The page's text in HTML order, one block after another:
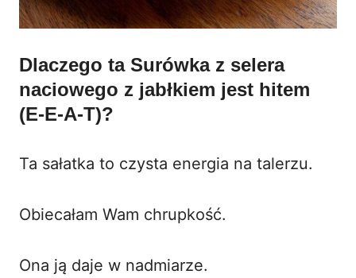
Dlaczego ta Surówka z selera
naciowego z jabłkiem jest hitem
(E-E-A-T)?
Ta sałatka to czysta energia na talerzu.
Obiecałam Wam chrupkość.
Ona ją daje w nadmiarze.